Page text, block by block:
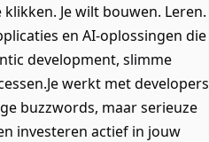
klikken. Je wilt bouwen. Leren.
en AI-oplossingen die
development, slimme
werkt met developers
buzzwords, maar serieuze
investeren actief in jouw